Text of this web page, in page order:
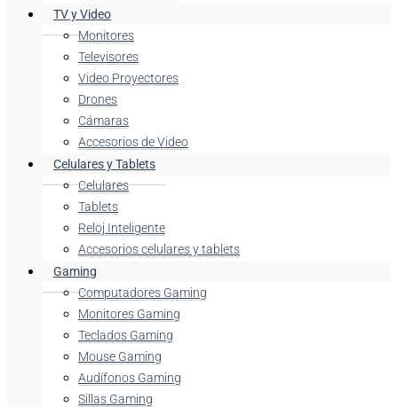
TV y Video
Monitores
Televisores
Video Proyectores
Drones
Cámaras
Accesorios de Video
Celulares y Tablets
Celulares
Tablets
Reloj Inteligente
Accesorios celulares y tablets
Gaming
Computadores Gaming
Monitores Gaming
Teclados Gaming
Mouse Gaming
Audífonos Gaming
Sillas Gaming